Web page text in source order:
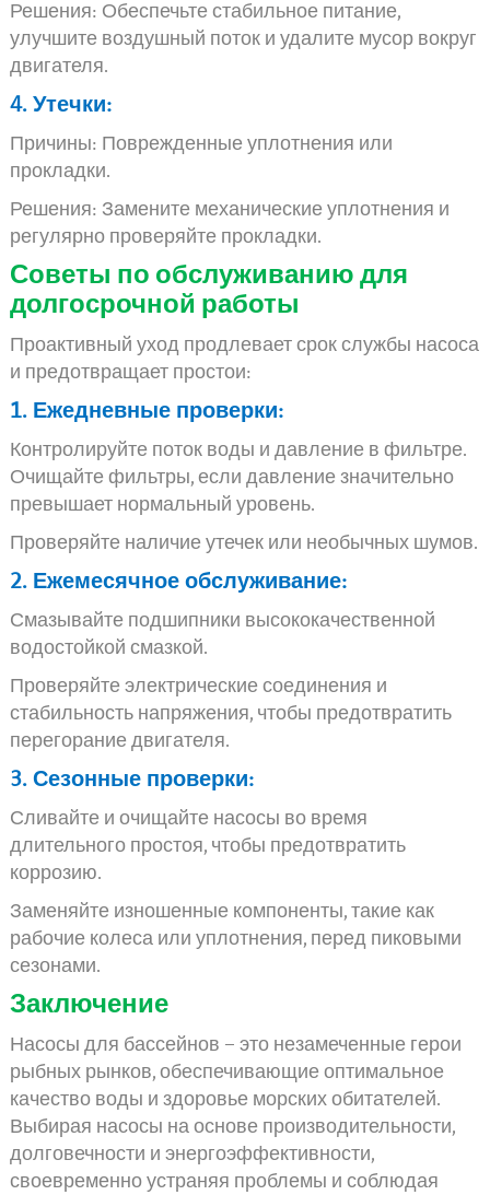
Решения: Обеспечьте стабильное питание,
улучшите воздушный поток и удалите мусор вокруг
двигателя.
4. Утечки:
Причины: Поврежденные уплотнения или
прокладки.
Решения: Замените механические уплотнения и
регулярно проверяйте прокладки.
Советы по обслуживанию для
долгосрочной работы
Проактивный уход продлевает срок службы насоса
и предотвращает простои:
1. Ежедневные проверки:
Контролируйте поток воды и давление в фильтре.
Очищайте фильтры, если давление значительно
превышает нормальный уровень.
Проверяйте наличие утечек или необычных шумов.
2. Ежемесячное обслуживание:
Смазывайте подшипники высококачественной
водостойкой смазкой.
Проверяйте электрические соединения и
стабильность напряжения, чтобы предотвратить
перегорание двигателя.
3. Сезонные проверки:
Сливайте и очищайте насосы во время
длительного простоя, чтобы предотвратить
коррозию.
Заменяйте изношенные компоненты, такие как
рабочие колеса или уплотнения, перед пиковыми
сезонами.
Заключение
Насосы для бассейнов – это незамеченные герои
рыбных рынков, обеспечивающие оптимальное
качество воды и здоровье морских обитателей.
Выбирая насосы на основе производительности,
долговечности и энергоэффективности,
своевременно устраняя проблемы и соблюдая